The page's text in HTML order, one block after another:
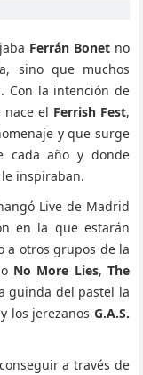
Ferrán Bonetno
sino que muchos
Con la intención de
el Ferrish Fest,
y que surge
cada año y donde
inspiraban.
Live de Madrid
en la que estarán
a otros grupos de la
No More Lies,The
guinda del pastel la
los jerezanos G.A.S.
a través de